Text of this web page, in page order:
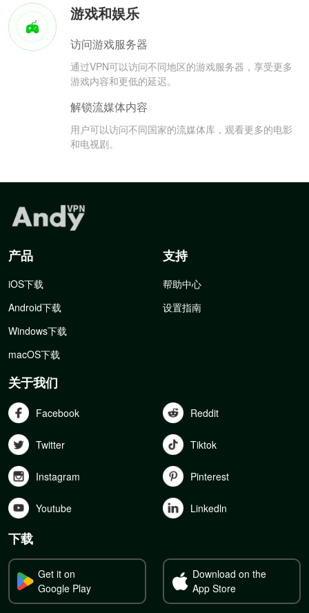
游戏和娱乐
访问游戏服务器
通过VPN可以访问不同地区的游戏服务器，享受更多
游戏内容和更低的延迟。
解锁流媒体内容
用户可以访问不同国家的流媒体库，观看更多的电影
和电视剧。
产品
iOS下载
Android下载
Windows下载
macOS下载
支持
帮助中心
设置指南
关于我们
Facebook Reddit
Twitter Tiktok
Instagram Pinterest
Youtube Linkedln
下载
Get it on
Google Play
Download on the
App Store